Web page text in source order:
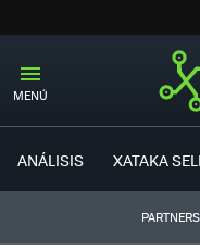
MENÚ
ANÁLISIS XATAKA
PARTNERS